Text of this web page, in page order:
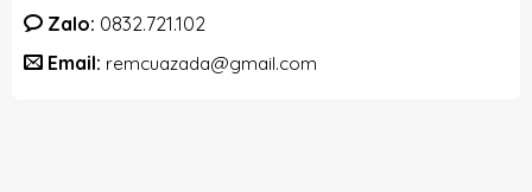
Zalo: 0832.721.102
Email: remcuazada@gmail.com